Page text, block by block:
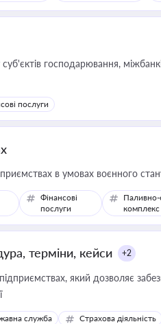
суб'єктів господарювання,
послуги
в умовах воєнного
Фінансові
послуги
Паливно-
комплекс
терміни, кейси +2
який дозволяє
служба Страхова діяльність